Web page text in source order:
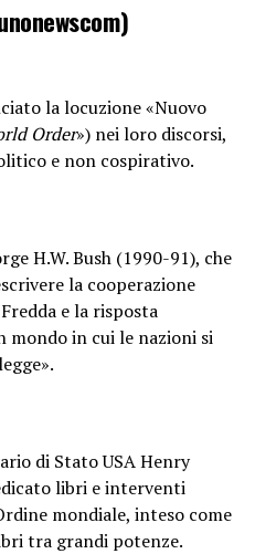
la locuzione «Nuovo
Order») nei loro discorsi,
e non cospirativo.
H.W. Bush (1990-91), che
la cooperazione
e la risposta
mondo in cui le nazioni si
di Stato USA Henry
libri e interventi
mondiale, inteso come
tra grandi potenze.